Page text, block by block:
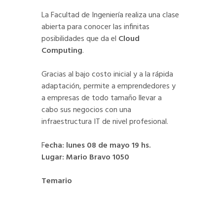
La Facultad de Ingeniería realiza una clase
abierta para conocer las infinitas
posibilidades que da el Cloud
Computing.
Gracias al bajo costo inicial y a la rápida
adaptación, permite a emprendedores y
a empresas de todo tamaño llevar a
cabo sus negocios con una
infraestructura IT de nivel profesional.
Fecha: lunes 08 de mayo 19 hs.
Lugar: Mario Bravo 1050
Temario